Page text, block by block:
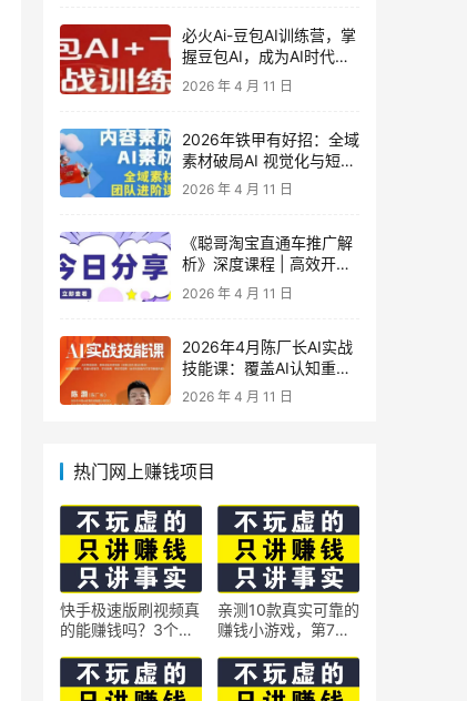
必火Ai-豆包AI训练营，掌
握豆包AI，成为AI时代的
全能型人才
2026 年 4 月 11 日
2026年铁甲有好招：全域
素材破局AI 视觉化与短剧
营销实战指南——高效增
策略
2026 年 4 月 11 日
《聪哥淘宝直通车推广解
析》深度课程 | 高效开
车、极速投产系统实操课
2026 年 4 月 11 日
2026年4月陈厂长AI实战
技能课：覆盖AI认知重
构、智能体与大模型解
2026 年 4 月 11 日
热门网上赚钱项目
快手极速版刷视频真
的能赚钱吗？3个隐
亲测10款真实可靠的
赚钱小游戏，第7款